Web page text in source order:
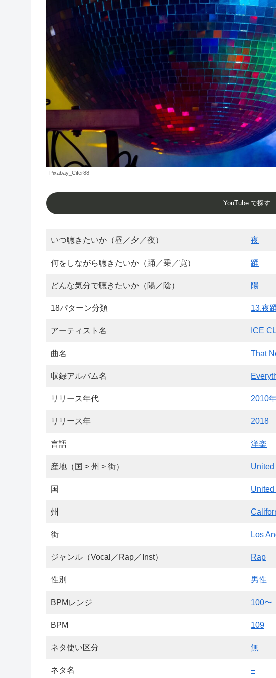
Pixabay_Cifer88
YouTube で探す
いつ聴きたいか（昼／夕／夜） 夜
何をしながら聴きたいか（踊／乗／寛） 踊
どんな気分で聴きたいか（陽／陰） 陽
18パターン分類 13.夜
アーティスト名 ICE
曲名 That
収録アルバム名
リリース年代 2010
リリース年 2018
言語 洋楽
産地（国 > 州 > 街）
国
州
街 Los
ジャンル（Vocal／Rap／Inst） Rap
性別 男性
BPMレンジ 100〜
BPM 109
ネタ使い区分 無
ネタ名 –